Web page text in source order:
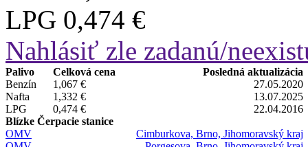
LPG 0,474 €
Nahlásiť zle zadanú/
Palivo Celková cena
Posledná aktualizácia
Benzín
1,067 €
27.05.2020
Nafta
1,332 €
13.07.2025
LPG
0,474 €
22.04.2016
Blízke Čerpacie stanice
OMV
Cimburkova, Brno, Jihomoravský kraj